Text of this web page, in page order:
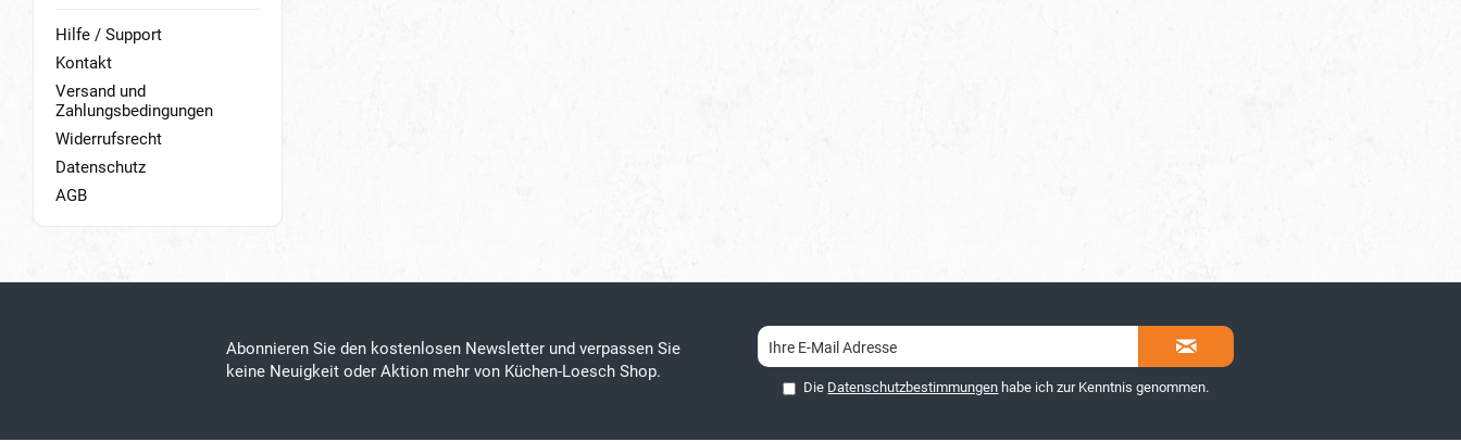
Hilfe / Support
Kontakt
Versand und
Zahlungsbedingungen
Widerrufsrecht
Datenschutz
AGB
Abonnieren Sie den kostenlosen Newsletter und verpassen Sie
keine Neuigkeit oder Aktion mehr von Küchen-Loesch Shop.
Die Datenschutzbestimmungen habe ich zur Kenntnis genommen.